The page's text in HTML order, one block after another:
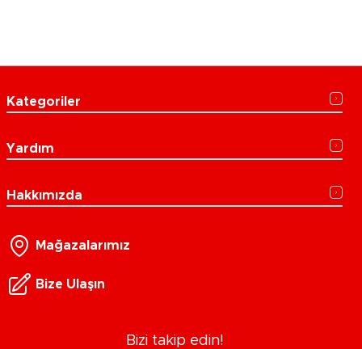
Kategoriler
Yardım
Hakkımızda
Mağazalarımız
Bize Ulaşın
Bizi takip edin!